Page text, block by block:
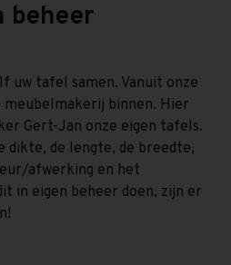
beheer
uw tafel samen. Vanuit onze
binnen. Hier
Gert-Jan onze eigen tafels.
dikte, de lengte, de breedte,
afwerking en het
in eigen beheer doen, zijn er